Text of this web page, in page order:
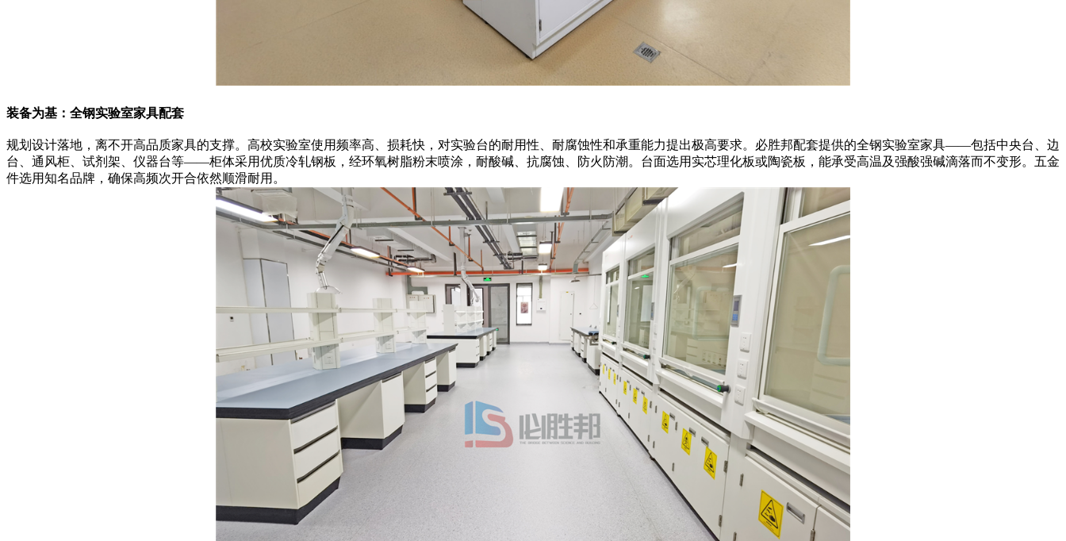
装备为基：全钢实验室家具配套
规划设计落地，离不开高品质家具的支撑。高校实验室使用频率高、损耗快，对实验台的耐用性、耐腐蚀性和承重能力提出极高要求。必胜邦配套提供的全钢实验室家具——包括中央台、边
台、通风柜、试剂架、仪器台等——柜体采用优质冷轧钢板，经环氧树脂粉末喷涂，耐酸碱、抗腐蚀、防火防潮。台面选用实芯理化板或陶瓷板，能承受高温及强酸强碱滴落而不变形。五金
件选用知名品牌，确保高频次开合依然顺滑耐用。